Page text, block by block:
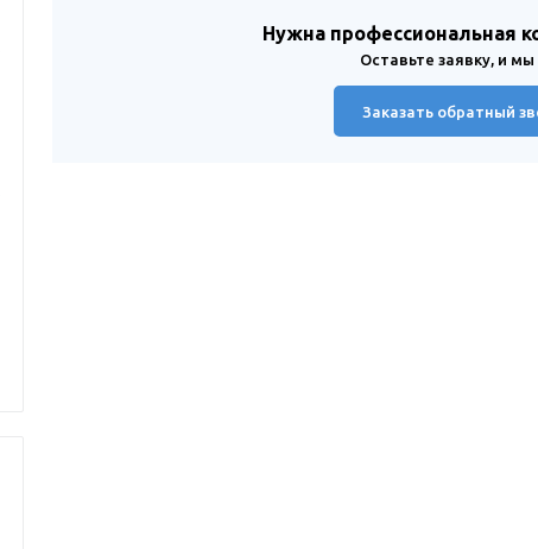
Нужна профессиональная
Оставьте заявку, и
Заказать обратный